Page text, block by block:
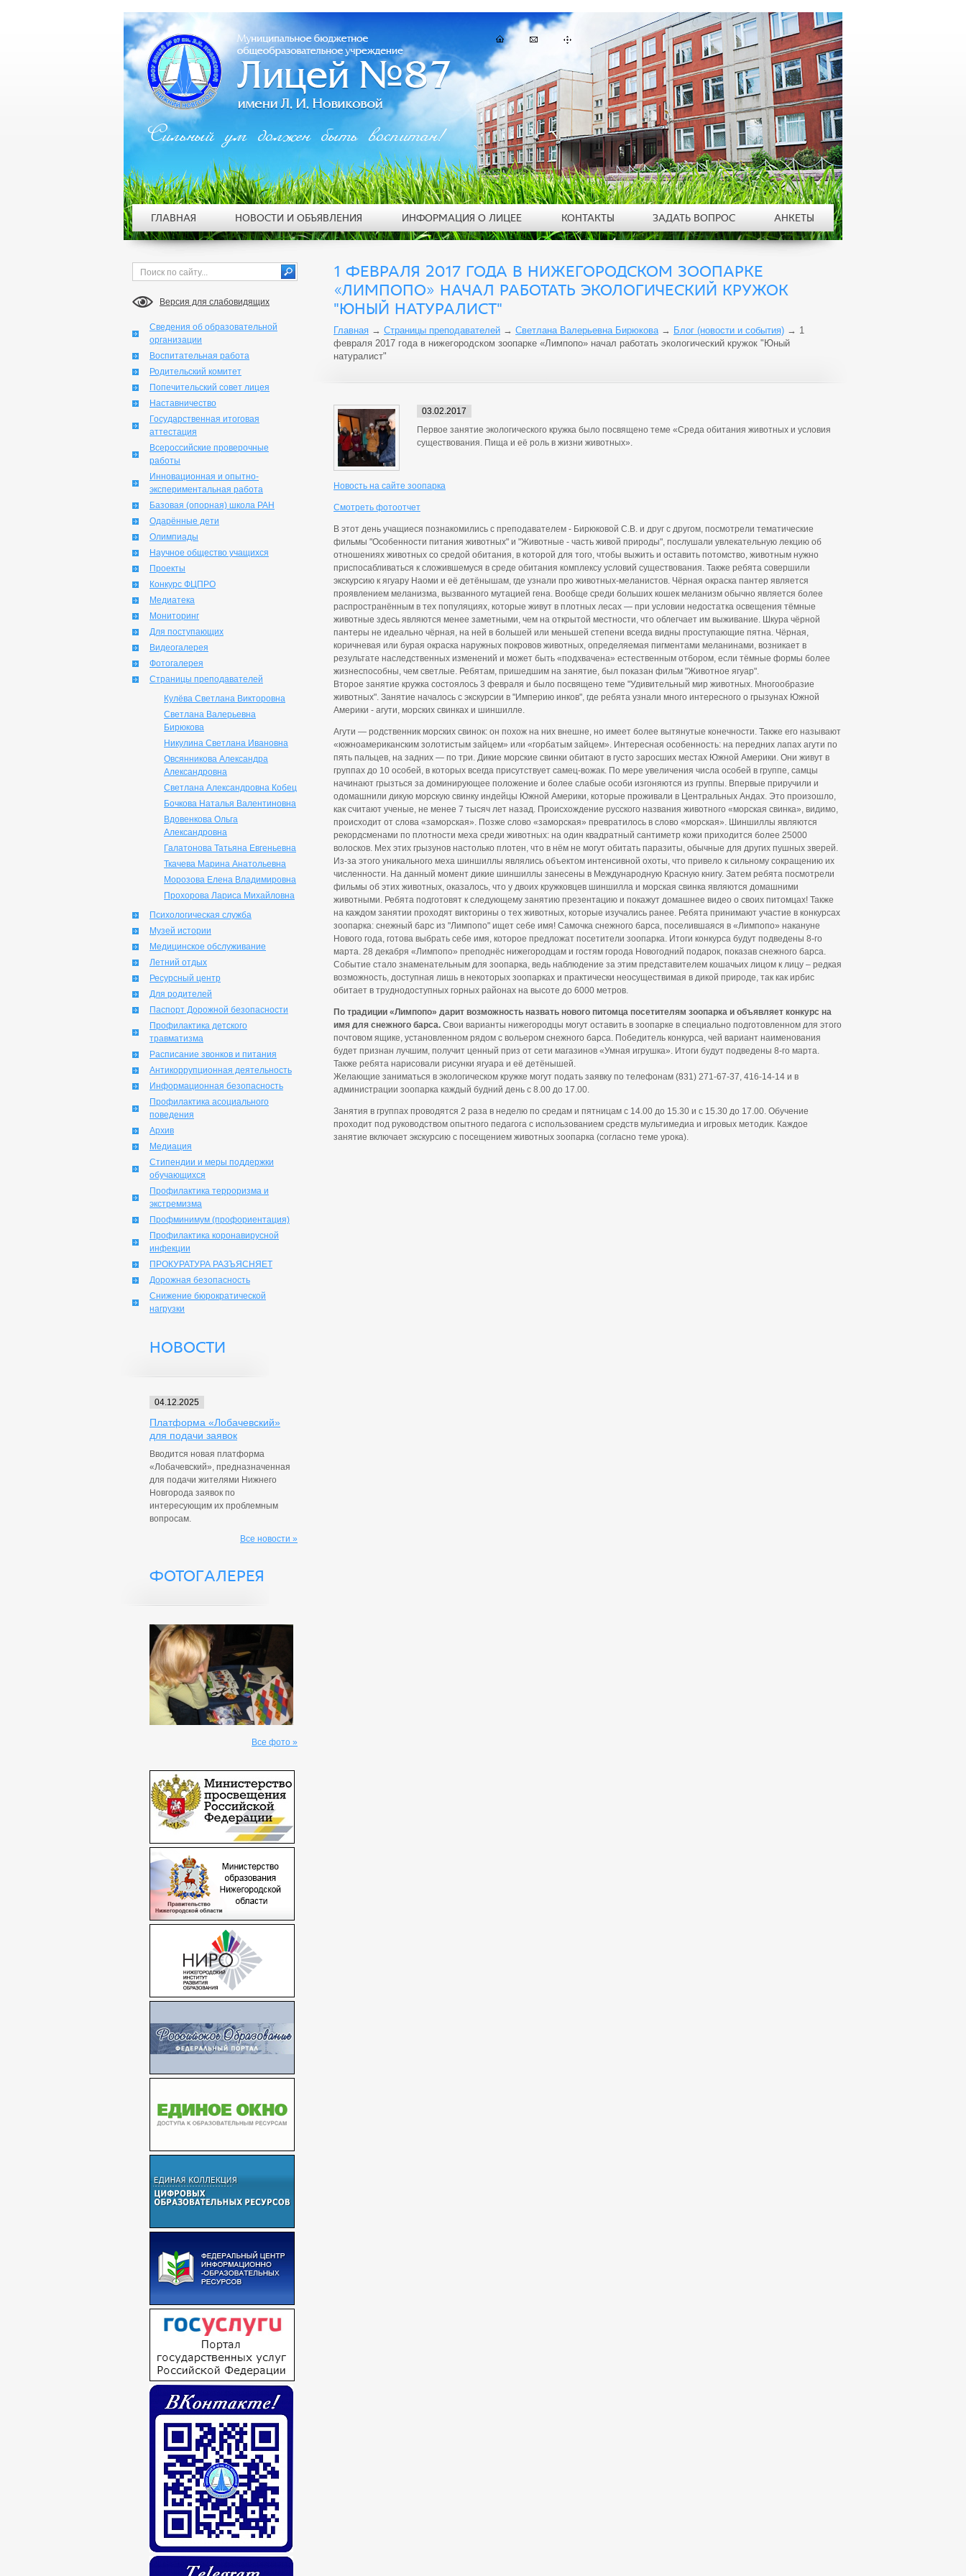
Версия для слабовидящих
Сведения об образовательной
организации
Воспитательная работа
Родительский комитет
Попечительский совет лицея
Наставничество
Государственная итоговая
аттестация
Всероссийские проверочные
работы
Инновационная и опытно-
экспериментальная работа
Базовая (опорная) школа РАН
Одарённые дети
Олимпиады
Научное общество учащихся
Проекты
Конкурс ФЦПРО
Медиатека
Мониторинг
Для поступающих
Видеогалерея
Фотогалерея
Страницы преподавателей
Кулёва Светлана Викторовна
Светлана Валерьевна
Бирюкова
Никулина Светлана Ивановна
Овсянникова Александра
Александровна
Светлана Александровна Кобец
Бочкова Наталья Валентиновна
Вдовенкова Ольга
Александровна
Галатонова Татьяна Евгеньевна
Ткачева Марина Анатольевна
Морозова Елена Владимировна
Прохорова Лариса Михайловна
Психологическая служба
Музей истории
Медицинское обслуживание
Летний отдых
Ресурсный центр
Для родителей
Паспорт Дорожной безопасности
Профилактика детского
травматизма
Расписание звонков и питания
Антикоррупционная деятельность
Информационная безопасность
Профилактика асоциального
поведения
Архив
Медиация
Стипендии и меры поддержки
обучающихся
Профилактика терроризма и
экстремизма
Профминимум (профориентация)
Профилактика коронавирусной
инфекции
ПРОКУРАТУРА РАЗЪЯСНЯЕТ
Дорожная безопасность
Снижение бюрократической
нагрузки
НОВОСТИ
04.12.2025
Платформа «Лобачевский»
для подачи заявок
Вводится новая платформа
«Лобачевский», предназначенная
для подачи жителями Нижнего
Новгорода заявок по
интересующим их проблемным
вопросам.
Все новости »
ФОТОГАЛЕРЕЯ
Все фото »
1 ФЕВРАЛЯ 2017 ГОДА В НИЖЕГОРОДСКОМ ЗООПАРКЕ
«ЛИМПОПО» НАЧАЛ РАБОТАТЬ ЭКОЛОГИЧЕСКИЙ КРУЖОК
"ЮНЫЙ НАТУРАЛИСТ"
Главная → Страницы преподавателей → Светлана Валерьевна Бирюкова→ Блог (новости и события) → 1
февраля 2017 года в нижегородском зоопарке «Лимпопо» начал работать экологический кружок "Юный
натуралист"
03.02.2017
Первое занятие экологического кружка было посвящено теме «Среда обитания животных и условия
существования. Пища и её роль в жизни животных».
Новость на сайте зоопарка
Смотреть фотоотчет
В этот день учащиеся познакомились с преподавателем - Бирюковой С.В. и друг с другом, посмотрели тематические
фильмы "Особенности питания животных" и "Животные - часть живой природы", послушали увлекательную лекцию об
отношениях животных со средой обитания, в которой для того, чтобы выжить и оставить потомство, животным нужно
приспосабливаться к сложившемуся в среде обитания комплексу условий существования. Также ребята совершили
экскурсию к ягуару Наоми и её детёнышам, где узнали про животных-меланистов. Чёрная окраска пантер является
проявлением меланизма, вызванного мутацией гена. Вообще среди больших кошек меланизм обычно является более
распространённым в тех популяциях, которые живут в плотных лесах — при условии недостатка освещения тёмные
животные здесь являются менее заметными, чем на открытой местности, что облегчает им выживание. Шкура чёрной
пантеры не идеально чёрная, на ней в большей или меньшей степени всегда видны проступающие пятна. Чёрная,
коричневая или бурая окраска наружных покровов животных, определяемая пигментами меланинами, возникает в
результате наследственных изменений и может быть «подхвачена» естественным отбором, если тёмные формы более
жизнеспособны, чем светлые. Ребятам, пришедшим на занятие, был показан фильм "Животное ягуар".
Второе занятие кружка состоялось 3 февраля и было посвящено теме "Удивительный мир животных. Многообразие
животных". Занятие началось с экскурсии в "Империю инков", где ребята узнали много интересного о грызунах Южной
Америки - агути, морских свинках и шиншилле.
Агути — родственник морских свинок: он похож на них внешне, но имеет более вытянутые конечности. Также его называют
«южноамериканским золотистым зайцем» или «горбатым зайцем». Интересная особенность: на передних лапах агути по
пять пальцев, на задних — по три. Дикие морские свинки обитают в густо заросших местах Южной Америки. Они живут в
группах до 10 особей, в которых всегда присутствует самец-вожак. По мере увеличения числа особей в группе, самцы
начинают грызться за доминирующее положение и более слабые особи изгоняются из группы. Впервые приручили и
одомашнили дикую морскую свинку индейцы Южной Америки, которые проживали в Центральных Андах. Это произошло,
как считают ученые, не менее 7 тысяч лет назад. Происхождение русского названия животного «морская свинка», видимо,
происходит от слова «заморская». Позже слово «заморская» превратилось в слово «морская». Шиншиллы являются
рекордсменами по плотности меха среди животных: на один квадратный сантиметр кожи приходится более 25000
волосков. Мех этих грызунов настолько плотен, что в нём не могут обитать паразиты, обычные для других пушных зверей.
Из-за этого уникального меха шиншиллы являлись объектом интенсивной охоты, что привело к сильному сокращению их
численности. На данный момент дикие шиншиллы занесены в Международную Красную книгу. Затем ребята посмотрели
фильмы об этих животных, оказалось, что у двоих кружковцев шиншилла и морская свинка являются домашними
животными. Ребята подготовят к следующему занятию презентацию и покажут домашнее видео о своих питомцах! Также
на каждом занятии проходят викторины о тех животных, которые изучались ранее. Ребята принимают участие в конкурсах
зоопарка: снежный барс из "Лимпопо" ищет себе имя! Самочка снежного барса, поселившаяся в «Лимпопо» накануне
Нового года, готова выбрать себе имя, которое предложат посетители зоопарка. Итоги конкурса будут подведены 8-го
марта. 28 декабря «Лимпопо» преподнёс нижегородцам и гостям города Новогодний подарок, показав снежного барса.
Событие стало знаменательным для зоопарка, ведь наблюдение за этим представителем кошачьих лицом к лицу – редкая
возможность, доступная лишь в некоторых зоопарках и практически неосуществимая в дикой природе, так как ирбис
обитает в труднодоступных горных районах на высоте до 6000 метров.
По традиции «Лимпопо» дарит возможность назвать нового питомца посетителям зоопарка и объявляет конкурс на
имя для снежного барса. Свои варианты нижегородцы могут оставить в зоопарке в специально подготовленном для этого
почтовом ящике, установленном рядом с вольером снежного барса. Победитель конкурса, чей вариант наименования
будет признан лучшим, получит ценный приз от сети магазинов «Умная игрушка». Итоги будут подведены 8-го марта.
Также ребята нарисовали рисунки ягуара и её детёнышей.
Желающие заниматься в экологическом кружке могут подать заявку по телефонам (831) 271-67-37, 416-14-14 и в
администрации зоопарка каждый будний день с 8.00 до 17.00.
Занятия в группах проводятся 2 раза в неделю по средам и пятницам с 14.00 до 15.30 и с 15.30 до 17.00. Обучение
проходит под руководством опытного педагога с использованием средств мультимедиа и игровых методик. Каждое
занятие включает экскурсию с посещением животных зоопарка (согласно теме урока).
Сильный ум должен быть воспитан!
ГЛАВНАЯ НОВОСТИ И ОБЪЯВЛЕНИЯ ИНФОРМАЦИЯ О ЛИЦЕЕ КОНТАКТЫ ЗАДАТЬ ВОПРОС АНКЕТЫ